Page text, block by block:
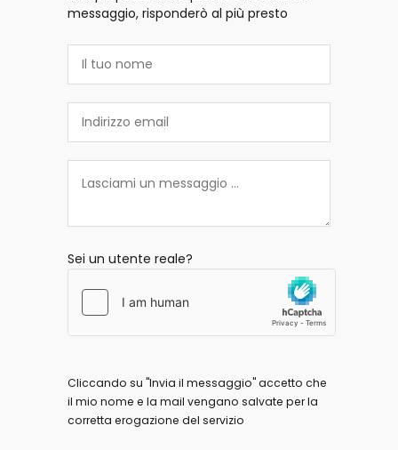
messaggio, risponderò al più presto
Sei un utente reale?
Cliccando su "Invia il messaggio" accetto che
il mio nome e la mail vengano salvate per la
corretta erogazione del servizio